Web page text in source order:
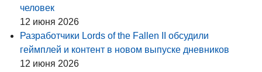
человек
12 июня 2026
Разработчики Lords of the Fallen II обсудили
геймплей и контент в новом выпуске дневников
12 июня 2026